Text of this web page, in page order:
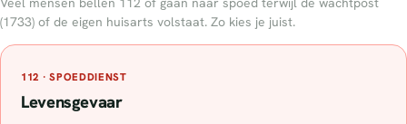
(1733) of de eigen huisarts volstaat. Zo kies je juist.
112 · SPOEDDIENST
Levensgevaar